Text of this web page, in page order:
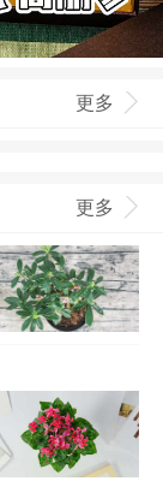
更多
更多